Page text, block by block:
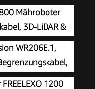
Mähroboter
3D-LiDAR &
WR206E.1,
1200